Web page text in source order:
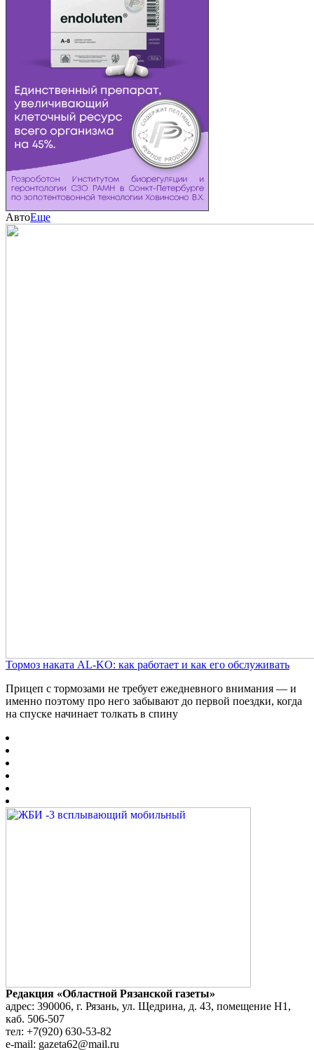
АвтоЕще
Тормоз наката AL-KO: как работает и как его обслуживать
Прицеп с тормозами не требует ежедневного внимания — и
именно поэтому про него забывают до первой поездки, когда
на спуске начинает толкать в спину
Редакция «Областной Рязанской газеты»
адрес: 390006, г. Рязань, ул. Щедрина, д. 43, помещение Н1,
каб. 506-507
тел: +7(920) 630-53-82
e-mail: gazeta62@mail.ru